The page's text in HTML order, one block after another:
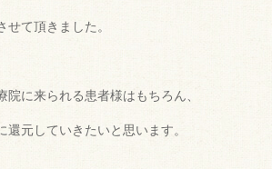
せて頂きました。
院に来られる患者様はもちろん、
還元していきたいと思います。